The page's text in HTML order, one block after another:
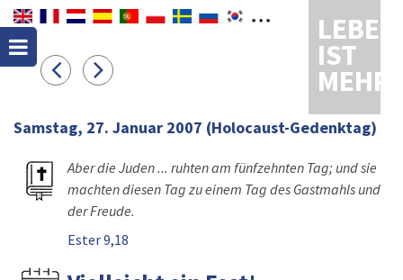
LEBEN
IST
MEHR
Samstag, 27. Januar 2007 (Holocaust-Gedenktag)
Aber die Juden ... ruhten am fünfzehnten Tag; und sie
machten diesen Tag zu einem Tag des Gastmahls und
der Freude.
Ester 9,18